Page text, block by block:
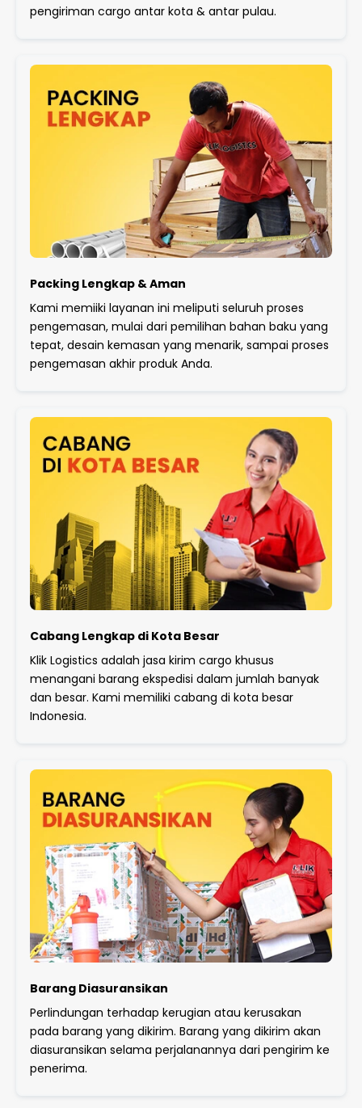
pengiriman cargo antar kota & antar pulau.
Packing Lengkap & Aman
Kami memiiki layanan ini meliputi seluruh proses
pengemasan, mulai dari pemilihan bahan baku yang
tepat, desain kemasan yang menarik, sampai proses
pengemasan akhir produk Anda.
Cabang Lengkap di Kota Besar
Klik Logistics adalah jasa kirim cargo khusus
menangani barang ekspedisi dalam jumlah banyak
dan besar. Kami memiliki cabang di kota besar
Indonesia.
Barang Diasuransikan
Perlindungan terhadap kerugian atau kerusakan
pada barang yang dikirim. Barang yang dikirim akan
diasuransikan selama perjalanannya dari pengirim ke
penerima.